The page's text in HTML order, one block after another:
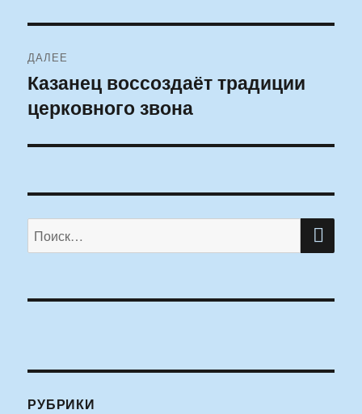
ДАЛЕЕ
Следующая
запись:
Казанец воссоздаёт традиции
церковного звона
Искать:
РУБРИКИ